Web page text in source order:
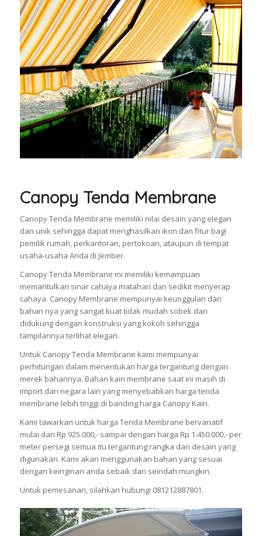
Canopy Tenda Membrane
Canopy Tenda Membrane memiliki nilai desain yang elegan
dan unik sehingga dapat menghasilkan ikon dan fitur bagi
pemilik rumah, perkantoran, pertokoan, ataupun di tempat
usaha-usaha Anda di Jember.
Canopy Tenda Membrane ini memiliki kemampuan
memantulkan sinar cahaya matahari dan sedikit menyerap
cahaya. Canopy Membrane mempunyai keunggulan dari
bahan nya yang sangat kuat tidak mudah sobek dan
didukung dengan konstruksi yang kokoh sehingga
tampilannya terlihat elegan.
Untuk Canopy Tenda Membrane kami mempunyai
perhitungan dalam menentukan harga tergantung dengan
merek bahannya. Bahan kain membrane saat ini masih di
import dari negara lain yang menyebabkan harga tenda
membrane lebih tinggi di banding harga Canopy Kain.
Kami tawarkan untuk harga Tenda Membrane bervariatif
mulai dari Rp 925.000,- sampai dengan harga Rp 1.450.000,- per
meter persegi semua itu tergantung rangka dan desain yang
digunakan. Kami akan menggunakan bahan yang sesuai
dengan keinginan anda sebaik dan seindah mungkin.
Untuk pemesanan, silahkan hubungi 081212887801.